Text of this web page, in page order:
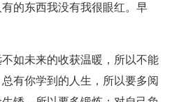
的东西我没有我很眼红。早
如未来的收获温暖，所以不能
有你学到的人生，所以要多阅